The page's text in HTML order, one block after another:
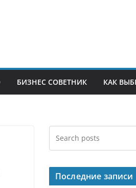
БИЗНЕС СОВЕТНИК КАК
Последние записи